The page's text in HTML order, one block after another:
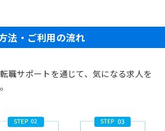
法・ご利用の流れ
職サポートを通じて、気になる求人を